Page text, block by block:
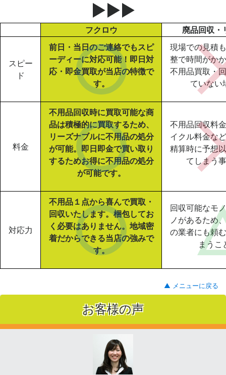
▶▶▶
フクロウ 廃品回収・
スピー
ド
前日・当日のご連絡でもスピ
ーディーに対応可能！即日対
応・即金買取が当店の特徴で
す。
現場での見積
整で時間がか
不用品買取・
ていない
料金
不用品回収時に買取可能な商
品は積極的に買取するため、
リーズナブルに不用品の処分
が可能。即日即金で買い取り
するためお得に不用品の処分
が可能です。
不用品回収料
イクル料金な
精算時に予想
てしまう
対応力
不用品１点から喜んで買取・
回収いたします。梱包してお
く必要はありません。地域密
着だからできる当店の強みで
す。
回収可能なモ
ノがあるため
の業者にも頼
まうこ
▲ メニューに戻る
お客様の声